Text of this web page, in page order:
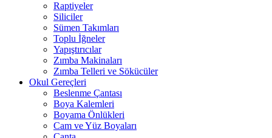
Raptiyeler
Siliciler
Sümen Takımları
Toplu İğneler
Yapıştırıcılar
Zımba Makinaları
Zımba Telleri ve Sökücüler
Okul Gereçleri
Beslenme Çantası
Boya Kalemleri
Boyama Önlükleri
Cam ve Yüz Boyaları